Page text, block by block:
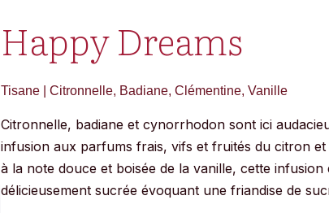
Happy Dreams
Tisane | Citronnelle, Badiane, Clémentine, Vanille
Citronnelle, badiane et cynorrhodon sont ici
infusion aux parfums frais, vifs et fruités du citron et
à la note douce et boisée de la vanille, cette
délicieusement sucrée évoquant une friandise de